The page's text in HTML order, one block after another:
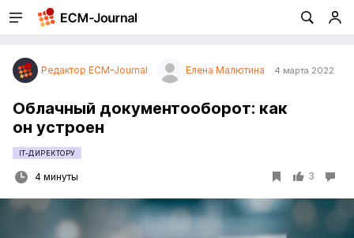
Редактор ECM-Journal Елена Малютина 4 марта 2022
Облачный документооборот: как
он устроен
IT-ДИРЕКТОРУ
4 минуты 3